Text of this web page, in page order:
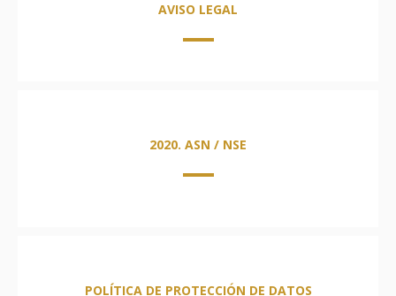
AVISO LEGAL
2020. ASN / NSE
POLÍTICA DE PROTECCIÓN DE DATOS